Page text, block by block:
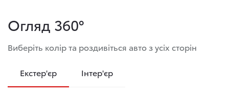
Огляд 360°
Виберіть колір та роздивіться авто з усіх сторін
Екстер'єр Інтер'єр